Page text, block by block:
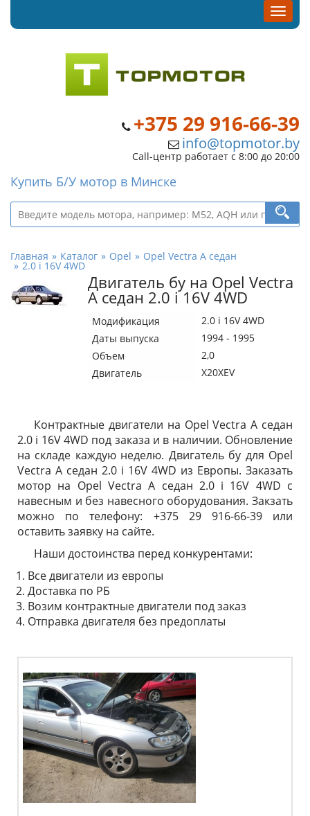
+375 29 916-66-39
info@topmotor.by
Call-центр работает с 8:00 до 20:00
Купить Б/У мотор в Минске
Главная Каталог Opel Opel Vectra A седан
2.0 i 16V 4WD
Двигатель бу на Opel Vectra
A седан 2.0 i 16V 4WD
Модификация
2.0 i 16V 4WD
Даты выпуска
1994 - 1995
Объем
2,0
Двигатель
X20XEV
Контрактные двигатели на Opel Vectra A седан
2.0 i 16V 4WD под заказа и в наличии. Обновление
на складе каждую неделю. Двигатель бу для Opel
Vectra A седан 2.0 i 16V 4WD из Европы. Заказать
мотор на Opel Vectra A седан 2.0 i 16V 4WD с
навесным и без навесного оборудования. Закзать
можно по телефону: +375 29 916-66-39 или
оставить заявку на сайте.
Наши достоинства перед конкурентами:
Все двигатели из европы
Доставка по РБ
Возим контрактные двигатели под заказ
Отправка двигателя без предоплаты